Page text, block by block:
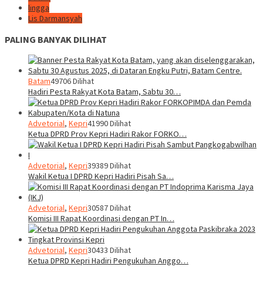
lingga
Lis Darmansyah
PALING BANYAK DILIHAT
Batam49706 Dilihat
Hadiri Pesta Rakyat Kota Batam, Sabtu 30…
Advetorial, Kepri41990 Dilihat
Ketua DPRD Prov Kepri Hadiri Rakor FORKO…
Advetorial, Kepri39389 Dilihat
Wakil Ketua I DPRD Kepri Hadiri Pisah Sa…
Advetorial, Kepri30587 Dilihat
Komisi III Rapat Koordinasi dengan PT In…
Advetorial, Kepri30433 Dilihat
Ketua DPRD Kepri Hadiri Pengukuhan Anggo…